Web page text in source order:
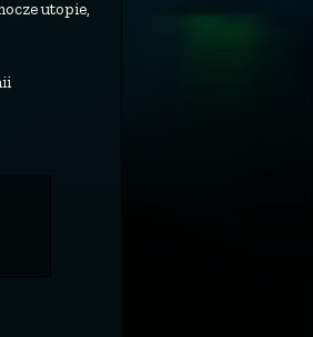
utopie,